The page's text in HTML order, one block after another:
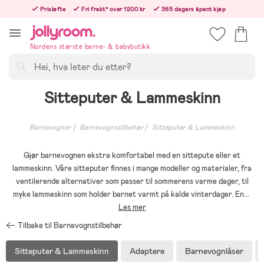
innehållet
Prisløfte Fri frakt* over 1200 kr
365 dagers åpent kjøp
Nordens største barne- & babybutikk
Sitteputer & Lammeskinn
Barnevogner Barnevognstilbehør Sitteputer & Lammeskinn
Gjør barnevognen ekstra komfortabel med en sittepute eller et
lammeskinn. Våre sitteputer finnes i mange modeller og materialer, fra
ventilerende alternativer som passer til sommerens varme dager, til
myke lammeskinn som holder barnet varmt på kalde vinterdager. En...
Les mer
Tilbake til Barnevognstilbehør
Sitteputer & Lammeskinn Adaptere Barnevognlåser